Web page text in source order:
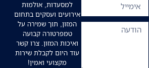
למסעדות, אולמות
אירועים ועסקים בתחום
המזון, תוך שמירה על
טמפרטורה קבועה
ואיכות המזון. צרו קשר
עוד היום לקבלת שירות
מקצועי ואמין!